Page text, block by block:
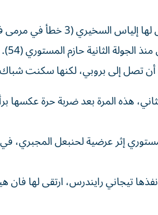
الثانية حازم المستوري (54).
تصل إلى بروبي، لكنها سكنت
هذه المرة بعد ضربة حرة عكسها
إثر عرضية لحنبعل المجبري،
تيجاني رايندرس، ارتقى لها